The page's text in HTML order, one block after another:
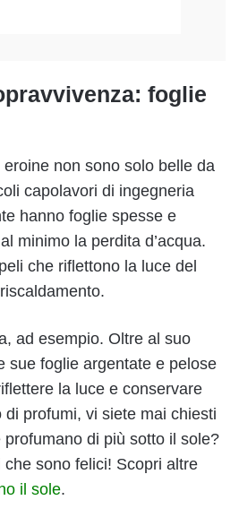
foglie
non sono solo belle da
capolavori di ingegneria
hanno foglie spesse e
minimo la perdita d’acqua.
che riflettono la luce del
ad esempio. Oltre al suo
sue foglie argentate e pelose
la luce e conservare
di profumi, vi siete mai chiesti
di più sotto il sole?
sono felici! Scopri altre
il sole.